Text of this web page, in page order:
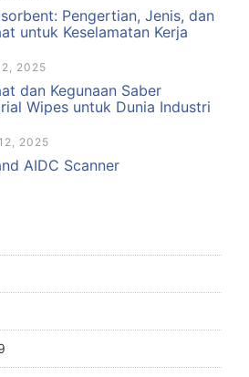
Pengertian, Jenis, dan
untuk Keselamatan Kerja
2025
dan Kegunaan Saber
Wipes untuk Dunia Industri
2025
AIDC Scanner